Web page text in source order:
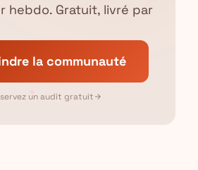
✦
hebdo. Gratuit, livré par
la communauté
un audit gratuit arrow_forward